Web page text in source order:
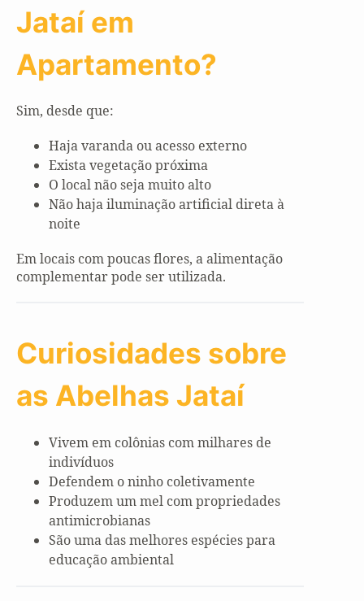
Jataí em
Apartamento?
Sim, desde que:
Haja varanda ou acesso externo
Exista vegetação próxima
O local não seja muito alto
Não haja iluminação artificial direta à
noite
Em locais com poucas flores, a alimentação
complementar pode ser utilizada.
Curiosidades sobre
as Abelhas Jataí
Vivem em colônias com milhares de
indivíduos
Defendem o ninho coletivamente
Produzem um mel com propriedades
antimicrobianas
São uma das melhores espécies para
educação ambiental